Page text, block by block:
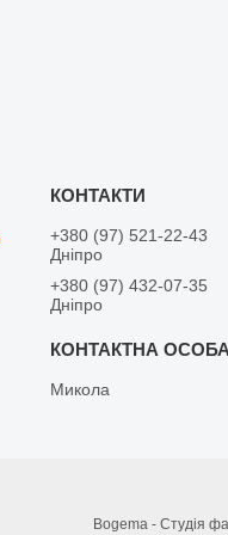
+380 (97) 521-22-43
Дніпро
+380 (97) 432-07-35
Дніпро
Микола